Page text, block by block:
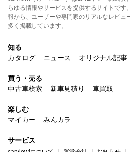
らゆる情報やサービスを提供するサイトです
報から、ユーザーや専門家のリアルなレビュ
多く掲載しています。
知る
カタログ
ニュース オリジナル記事
買う・売る
中古車検索
新車見積り 車買取
楽しむ
マイカー
みんカラ
サービス